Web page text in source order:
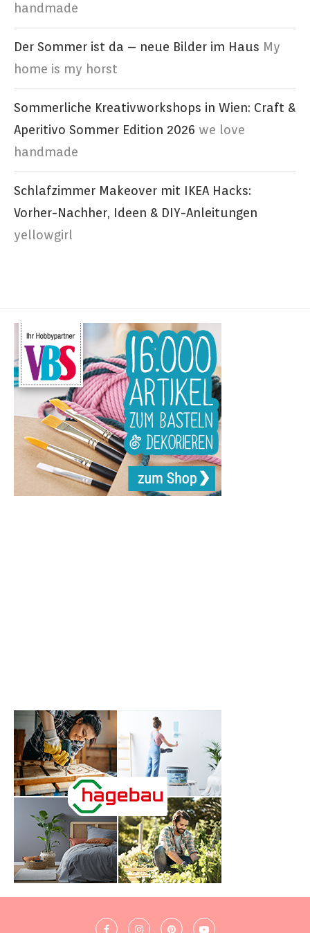
handmade
Der Sommer ist da – neue Bilder im Haus My
home is my horst
Sommerliche Kreativworkshops in Wien: Craft &
Aperitivo Sommer Edition 2026 we love
handmade
Schlafzimmer Makeover mit IKEA Hacks:
Vorher-Nachher, Ideen & DIY-Anleitungen
yellowgirl